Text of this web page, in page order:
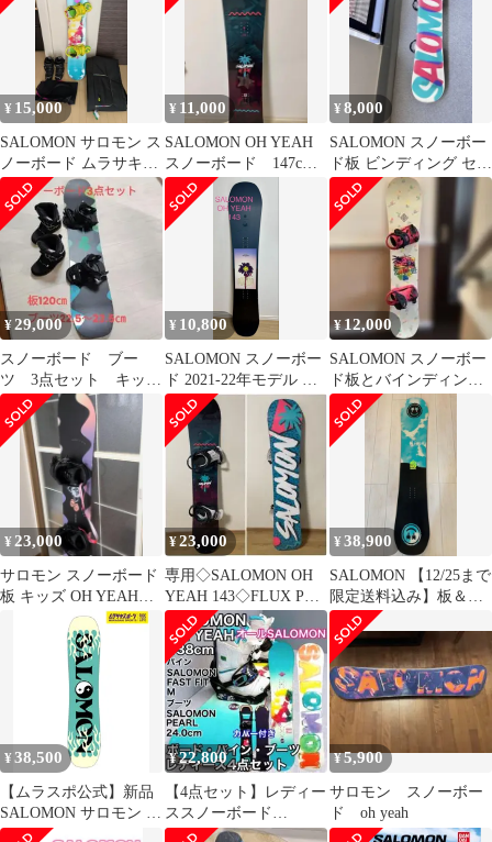
¥ 15,000
SALOMON サロモン ス
ノーボード ムラサキス
ポーツ40周年モデル
¥ 11,000
SALOMON OH YEAH
スノーボード 147cm
グラトリ
¥8,000
SALOMON スノーボー
ド板 ビンディング セッ
ト
¥29,000
スノーボード ブー
ツ 3点セット キッ
ズ 子供 120㎝ サロ
モン ヘッド
¥ 10,800
SALOMON スノーボー
ド 2021-22年モデル OH
YEAH 143
¥12,000
SALOMON スノーボー
ド板とバインディング
のセット サイズ
138cm
¥23,000
サロモン スノーボード
板 キッズ OH YEAH
JUNIOR133
¥23,000
専用◇SALOMON OH
YEAH 143◇FLUX PR
ビンディング セット
¥38,900
SALOMON 【12/25まで
限定送料込み】板＆未
使用のバインディング
セット
¥38,500
【ムラスポ公式】新品
SALOMON サロモン ス
ノーボード 板 ジュニア
¥22,800
【4点セット】レディー
ススノーボード
SALOMON OH YEAH
¥5,900
サロモン スノーボー
ド oh yeah